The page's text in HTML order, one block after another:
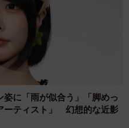
に「雨が似合う」「脚めっ
ーティスト」 幻想的な近影